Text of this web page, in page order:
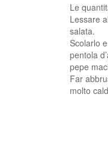
Le
Lessare
salata.
Scolarlo
pentola
pepe
Far
molto